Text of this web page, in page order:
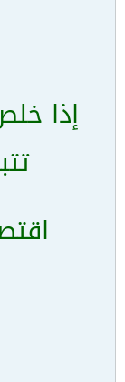
إذا